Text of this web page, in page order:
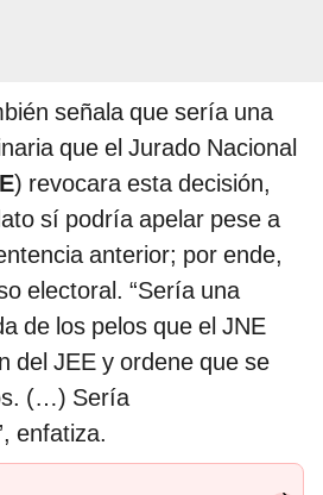
señala que sería una
que el Jurado Nacional
) revocara esta decisión,
sí podría apelar pese a
anterior; por ende,
electoral. “Sería una
de los pelos que el JNE
del JEE y ordene que se
(…) Sería
enfatiza.